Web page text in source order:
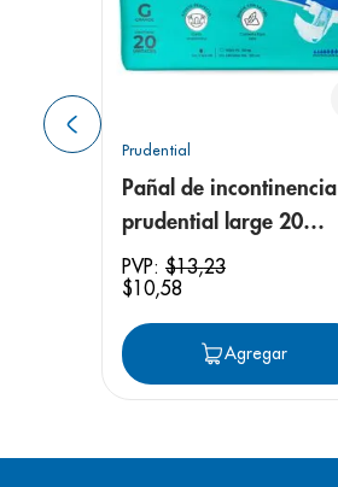
Prudential
Pañal de incontinencia
prudential large 20
unidades
PVP: $13,23
$10,58
Agregar